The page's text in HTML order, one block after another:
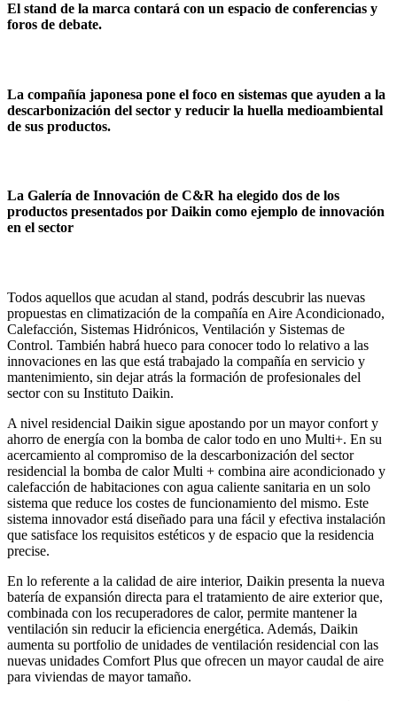
El stand de la marca contará con un espacio de conferencias y
foros de debate.
La compañía japonesa pone el foco en sistemas que ayuden a la
descarbonización del sector y reducir la huella medioambiental
de sus productos.
La Galería de Innovación de C&R ha elegido dos de los
productos presentados por Daikin como ejemplo de innovación
en el sector
Todos aquellos que acudan al stand, podrás descubrir las nuevas
propuestas en climatización de la compañía en Aire Acondicionado,
Calefacción, Sistemas Hidrónicos, Ventilación y Sistemas de
Control. También habrá hueco para conocer todo lo relativo a las
innovaciones en las que está trabajado la compañía en servicio y
mantenimiento, sin dejar atrás la formación de profesionales del
sector con su Instituto Daikin.
A nivel residencial Daikin sigue apostando por un mayor confort y
ahorro de energía con la bomba de calor todo en uno Multi+. En su
acercamiento al compromiso de la descarbonización del sector
residencial la bomba de calor Multi + combina aire acondicionado y
calefacción de habitaciones con agua caliente sanitaria en un solo
sistema que reduce los costes de funcionamiento del mismo. Este
sistema innovador está diseñado para una fácil y efectiva instalación
que satisface los requisitos estéticos y de espacio que la residencia
precise.
En lo referente a la calidad de aire interior, Daikin presenta la nueva
batería de expansión directa para el tratamiento de aire exterior que,
combinada con los recuperadores de calor, permite mantener la
ventilación sin reducir la eficiencia energética. Además, Daikin
aumenta su portfolio de unidades de ventilación residencial con las
nuevas unidades Comfort Plus que ofrecen un mayor caudal de aire
para viviendas de mayor tamaño.